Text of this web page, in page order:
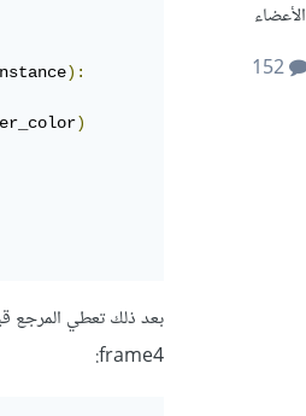
الأعضاء
152
):
)
frame4: